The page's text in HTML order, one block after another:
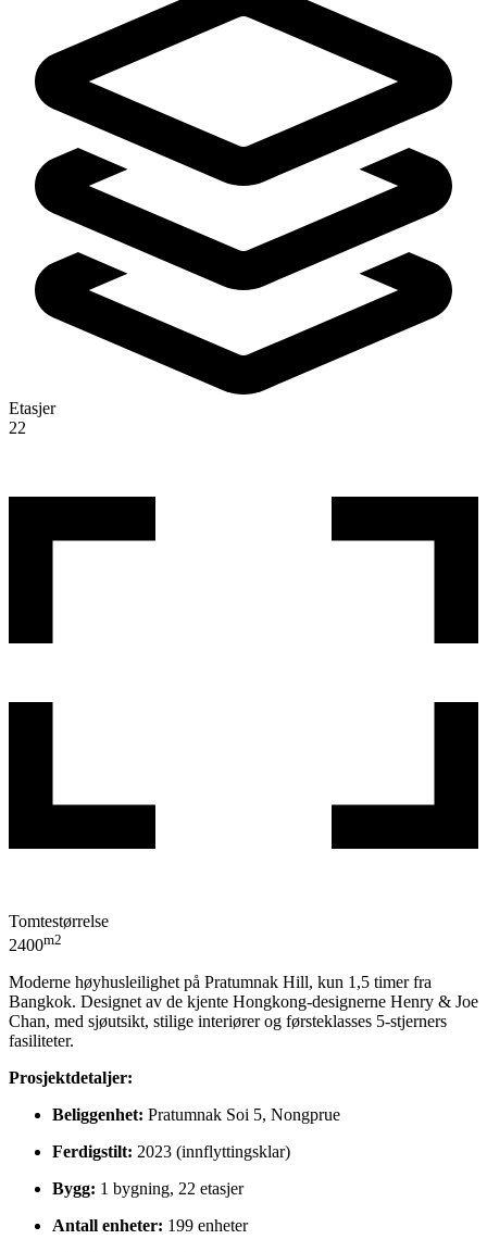
Etasjer
22
Tomtestørrelse
2400m2
Moderne høyhusleilighet på Pratumnak Hill, kun 1,5 timer fra
Bangkok. Designet av de kjente Hongkong-designerne Henry & Joe
Chan, med sjøutsikt, stilige interiører og førsteklasses 5-stjerners
fasiliteter.
Prosjektdetaljer:
Beliggenhet: Pratumnak Soi 5, Nongprue
Ferdigstilt: 2023 (innflyttingsklar)
Bygg: 1 bygning, 22 etasjer
Antall enheter: 199 enheter